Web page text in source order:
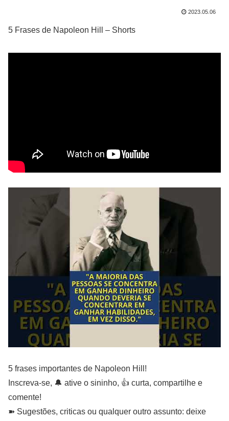
2023.05.06
5 Frases de Napoleon Hill – Shorts
5 frases importantes de Napoleon Hill!
Inscreva-se, 🔔 ative o sininho, 👍 curta, compartilhe e
comente!
➽ Sugestões, criticas ou qualquer outro assunto: deixe